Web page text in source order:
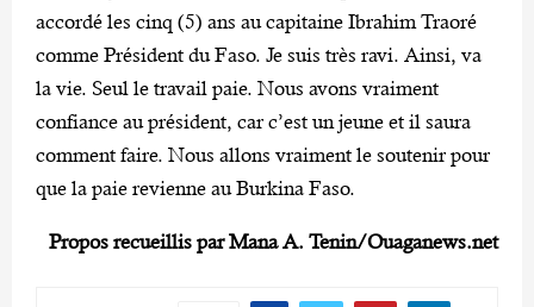
accordé les cinq (5) ans au capitaine Ibrahim Traoré
comme Président du Faso. Je suis très ravi. Ainsi, va
la vie. Seul le travail paie. Nous avons vraiment
confiance au président, car c’est un jeune et il saura
comment faire. Nous allons vraiment le soutenir pour
que la paie revienne au Burkina Faso.
Propos recueillis par Mana A. Tenin/Ouaganews.net